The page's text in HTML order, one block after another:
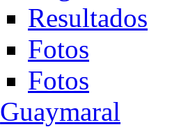
Resultados
Fotos
Fotos
Guaymaral